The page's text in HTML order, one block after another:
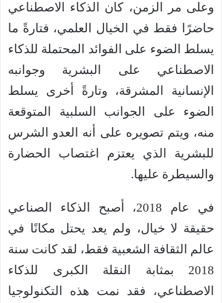
وعلى مر الزمن، كان الذكاء الاصطناعي
حاضرًا فقط في الخيال العلمي، فتارةً ما
يسلط الضوء على الفوائد المحتملة للذكاء
الاصطناعي على البشرية وجوانبه
الإنسانية المشرقة، وتارةً أخرى يسلط
الضوء على الجوانب السلبية المتوقعة
منه، ويتم تصويره على أنه العدو الشرس
للبشرية الذي يعتزم اغتصاب الحضارة
والسيطرة عليها.
في عام 2018، أصبح الذكاء الصناعي
حقيقة لا خيال، ولم يعد يحتل مكانًا في
عالم الثقافة الشعبية فقط، لقد كانت سنة
2018 بمثابة النقلة الكبرى للذكاء
الاصطناعي، فقد نمت هذه التكنولوجيا